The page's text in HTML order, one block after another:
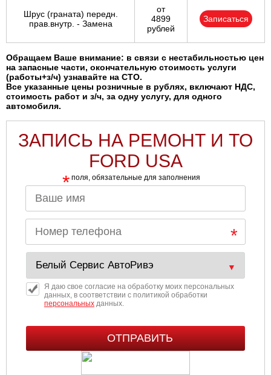
Шрус (граната) передн.
прав.внутр. - Замена
от
4899
рублей
Записаться
Обращаем Ваше внимание: в связи с нестабильностью цен
на запасные части, окончательную стоимость услуги
(работы+з/ч) узнавайте на СТО.
Все указанные цены розничные в рублях, включают НДС,
стоимость работ и з/ч, за одну услугу, для одного
автомобиля.
ЗАПИСЬ НА РЕМОНТ И ТО
FORD USA
* поля, обязательные для заполнения
Я даю свое согласие на обработку моих персональных
данных, в соответствии с политикой обработки
персональныхданных.